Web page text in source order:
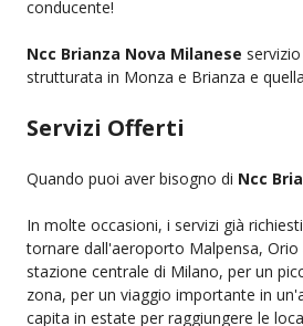
conducente!
Ncc Brianza Nova Milanese
strutturata in Monza e Brianza e
Servizi Offerti
Quando puoi aver bisogno di Ncc
In molte occasioni, i servizi già
tornare dall'aeroporto Malpensa, Orio
stazione centrale di Milano, per un
zona, per un viaggio importante in
capita in estate per raggiungere le